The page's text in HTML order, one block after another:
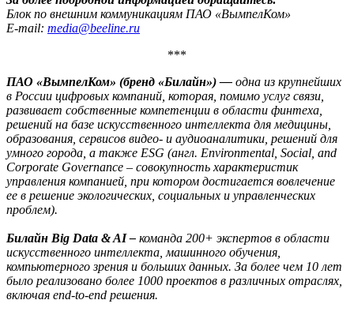
Блок по внешним коммуникациям ПАО «ВымпелКом»
E-mail: media@beeline.ru
***
ПАО «ВымпелКом» (бренд «Билайн») — одна из крупнейших
в России цифровых компаний, которая, помимо услуг связи,
развивает собственные компетенции в области финтеха,
решений на базе искусственного интеллекта для медицины,
образования, сервисов видео- и аудиоаналитики, решений для
умного города, а также ESG (англ. Environmental, Social, and
Corporate Governance – совокупность характеристик
управления компанией, при котором достигается вовлечение
ее в решение экологических, социальных и управленческих
проблем).
Билайн Big Data & AI – команда 200+ экспертов в области
искусственного интеллекта, машинного обучения,
компьютерного зрения и больших данных. За более чем 10 лет
было реализовано более 1000 проектов в различных отраслях,
включая end-to-end решения.